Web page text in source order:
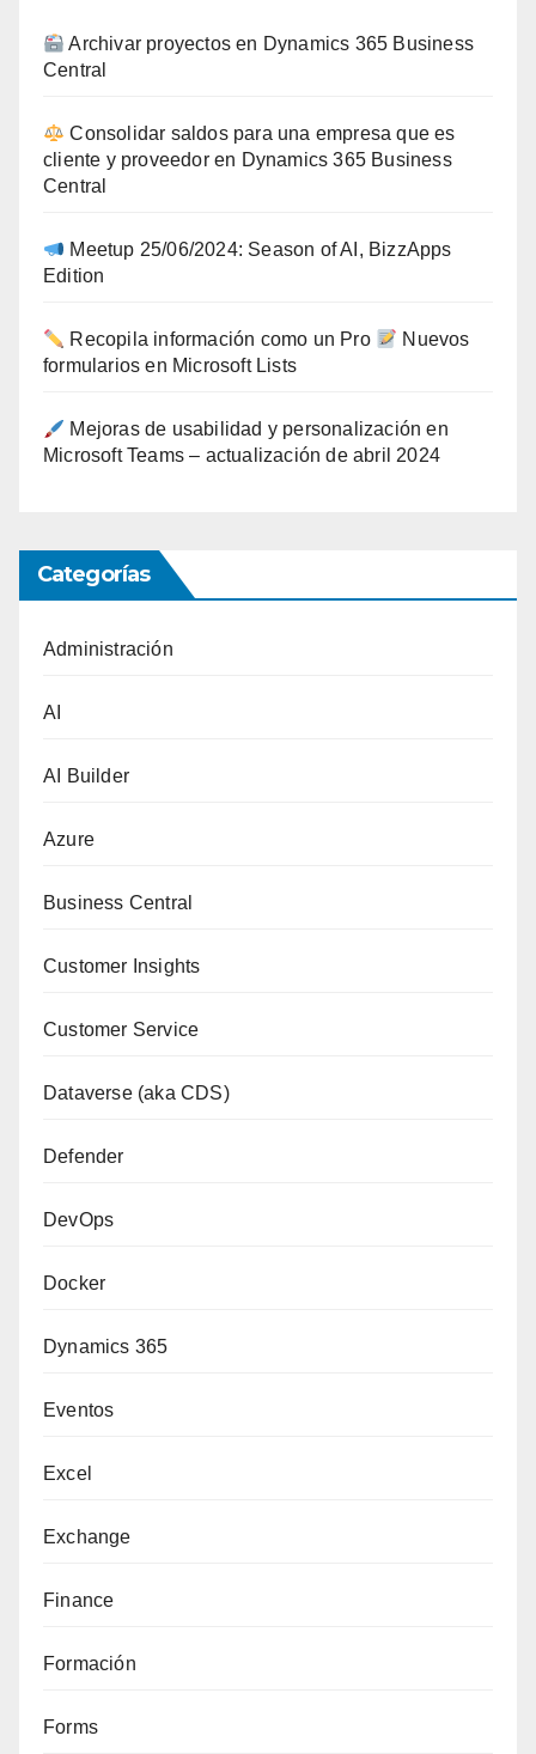
Archivar proyectos en Dynamics 365 Business
Central
Consolidar saldos para una empresa que es
cliente y proveedor en Dynamics 365 Business
Central
Meetup 25/06/2024: Season of AI, BizzApps
Edition
Recopila información como un Pro
Nuevos
formularios en Microsoft Lists
Mejoras de usabilidad y personalización en
Microsoft Teams – actualización de abril 2024
Categorías
Administración
AI
AI Builder
Azure
Business Central
Customer Insights
Customer Service
Dataverse (aka CDS)
Defender
DevOps
Docker
Dynamics 365
Eventos
Excel
Exchange
Finance
Formación
Forms